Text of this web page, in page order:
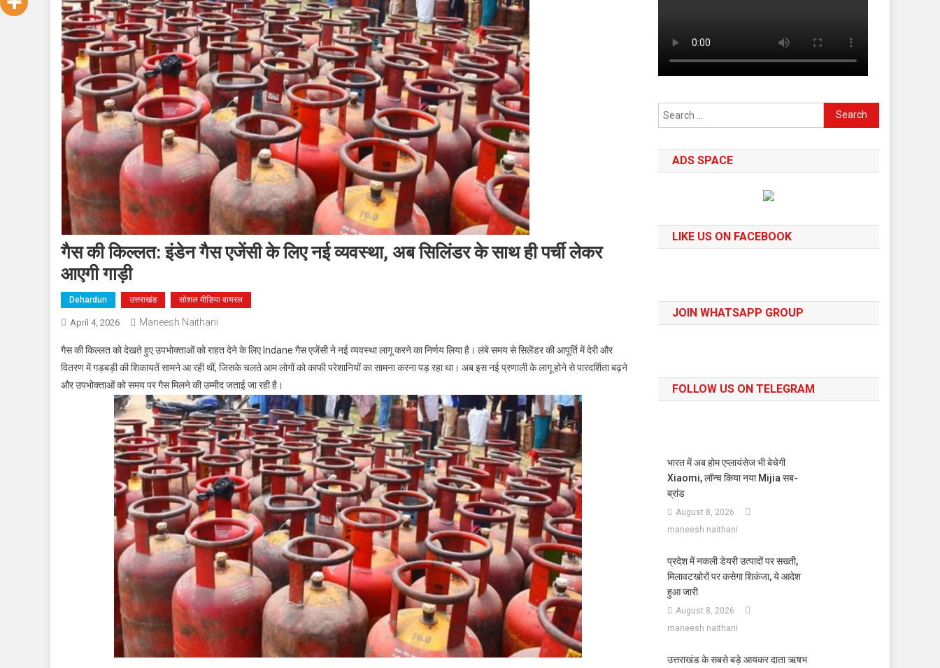
गैस की किल्लत: इंडेन गैस एजेंसी के लिए नई व्यवस्था, अब सिलिंडर के साथ ही पर्ची लेकर
आएगी गाड़ी
Dehardun उत्तराखंड सोशल मीडिया वायरल
April 4, 2026 Maneesh Naithani
गैस की किल्लत को देखते हुए उपभोक्ताओं को राहत देने के लिए Indane गैस एजेंसी ने नई व्यवस्था लागू करने का निर्णय लिया है। लंबे समय से सिलेंडर की आपूर्ति में देरी और
वितरण में गड़बड़ी की शिकायतें सामने आ रही थीं, जिसके चलते आम लोगों को काफी परेशानियों का सामना करना पड़ रहा था। अब इस नई प्रणाली के लागू होने से पारदर्शिता बढ़ने
और उपभोक्ताओं को समय पर गैस मिलने की उम्मीद जताई जा रही है।
Search
for:
ADS SPACE
LIKE US ON FACEBOOK
JOIN WHATSAPP GROUP
FOLLOW US ON TELEGRAM
भारत में अब होम एप्लायंसेज भी बेचेगी
Xiaomi, लॉन्च किया नया Mijia सब-
ब्रांड
August 8, 2026
maneesh naithani
प्रदेश में नकली डेयरी उत्पादों पर सख्ती,
मिलावटखोरों पर कसेगा शिकंजा, ये आदेश
हुआ जारी
August 8, 2026
maneesh naithani
उत्तराखंड के सबसे बड़े आयकर दाता ऋषभ